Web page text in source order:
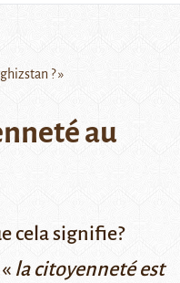
? »
au
cela signifie?
« la citoyenneté est